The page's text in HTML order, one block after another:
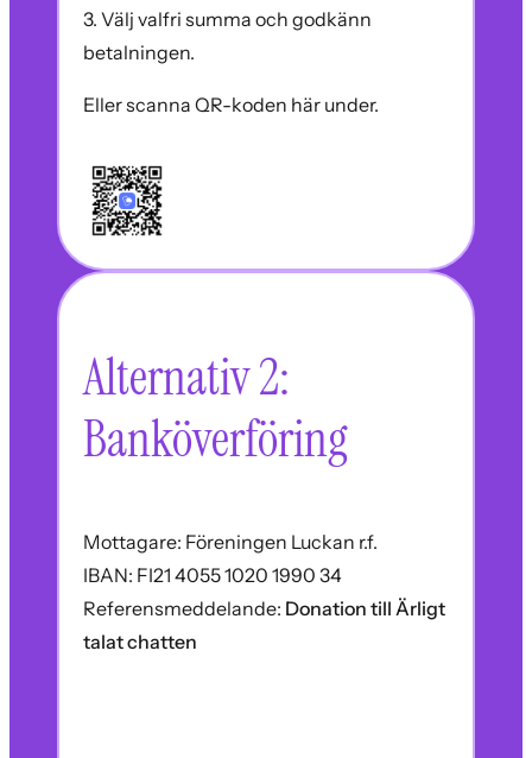
3. Välj valfri summa och godkänn
betalningen.
Eller scanna QR-koden här under.
Alternativ 2:
Banköverföring
Mottagare: Föreningen Luckan r.f.
IBAN: FI21 4055 1020 1990 34
Referensmeddelande: Donation till Ärligt
talat chatten